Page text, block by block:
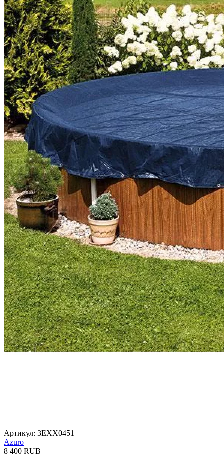
Артикул: 3EXX0451
Azuro
8 400 RUB